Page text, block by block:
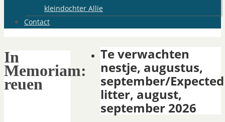
kleindochter Allie
Contact
In
Memoriam:
reuen
Te verwachten
nestje, augustus,
september/Expected
litter, august,
september 2026